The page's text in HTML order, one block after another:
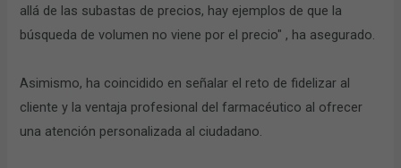
allá de las subastas de precios, hay ejemplos de que la
búsqueda de volumen no viene por el precio" , ha asegurado.
Asimismo, ha coincidido en señalar el reto de fidelizar al
cliente y la ventaja profesional del farmacéutico al ofrecer
una atención personalizada al ciudadano.